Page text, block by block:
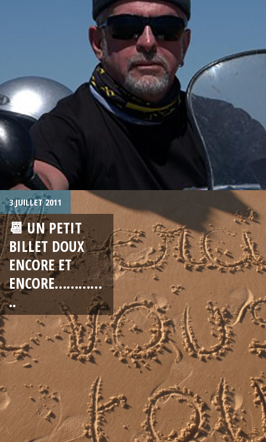
3 JUILLET 2011
📆 UN PETIT
BILLET DOUX
ENCORE ET
ENCORE…………
..